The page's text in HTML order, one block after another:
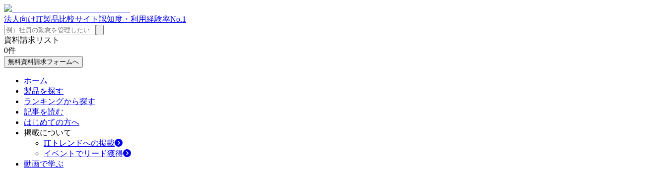
法人向けIT製品比較サイト 認知度・利用経験率No.1
資料請求リスト
0件
無料資料請求フォームへ
ホーム
製品を探す
ランキングから探す
記事を読む
はじめての方へ
掲載について
ITトレンドへの掲載
イベントでリード獲得
動画で学ぶ